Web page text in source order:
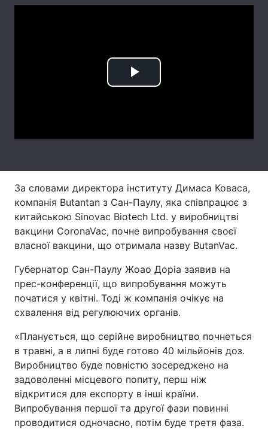
Екологія Регіони
Послуги
Тема оформлення
Play
За словами директора інституту Димаса Коваса,
компанія Butantan з Сан-Паулу, яка співпрацює з
китайською Sinovac Biotech Ltd. у виробництві
вакцини CoronaVac, почне випробування своєї
власної вакцини, що отримала назву ButanVac.
Губернатор Сан-Паулу Жоао Доріа заявив на
прес-конференції, що випробування можуть
початися у квітні. Тоді ж компанія очікує на
схвалення від регулюючих органів.
«Планується, що серійне виробництво почнеться
в травні, а в липні буде готово 40 мільйонів доз.
Виробництво буде повністю зосереджено на
задоволенні місцевого попиту, перш ніж
відкритися для експорту в інші країни.
Випробування першої та другої фази повинні
проводитися одночасно, потім буде третя фаза.